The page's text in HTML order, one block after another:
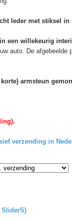
leder met stiksel in
in een willekeurig
auto. De afgebeelde
armsteun
verzending in